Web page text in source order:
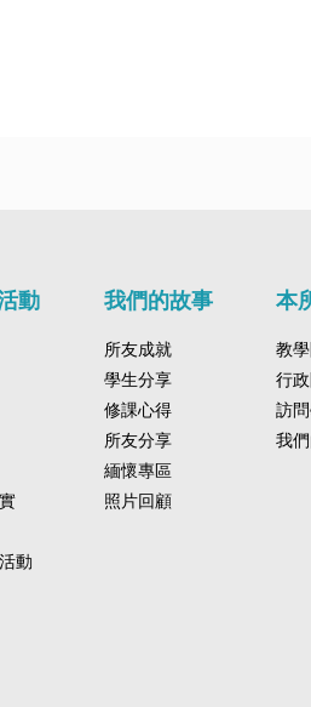
動
動
我們的故事
所友成就
學生分享
修課心得
所友分享
緬懷專區
照片回顧
本
教
行
訪
我